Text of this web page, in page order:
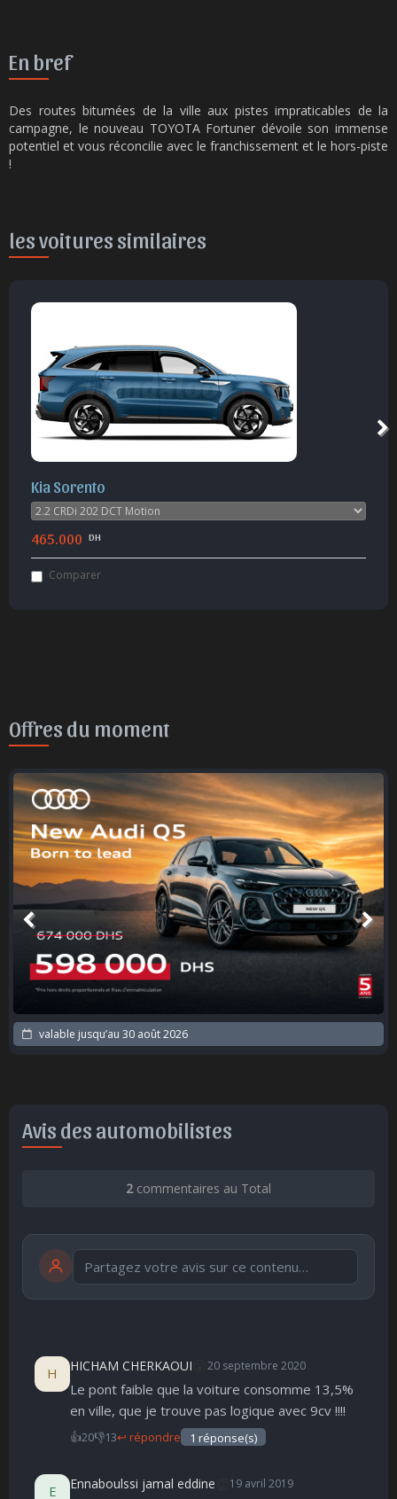
En bref
Des routes bitumées de la ville aux pistes impraticables de la
campagne, le nouveau TOYOTA Fortuner dévoile son immense
potentiel et vous réconcilie avec le franchissement et le hors-piste
!
les voitures similaires
Kia Sorento
465.000 DH
Comparer
Offres du moment
valable jusqu’au 30 août 2026
Avis des automobilistes
2commentaires au Total
🤩
Parfait
👏
Bravo
😄
Réjoui
🙂
Content
😐
Indifférent
😮
Surpris
😞
Déçu
😠 😨
publication immédiate Publier
H HICHAM CHERKAOUI 20 septembre 2020
Le pont faible que la voiture consomme 13,5%
en ville, que je trouve pas logique avec 9cv !!!!
👍20👎13↩ répondre 1 réponse(s)
E Ennaboulssi jamal eddine 19 avril 2019